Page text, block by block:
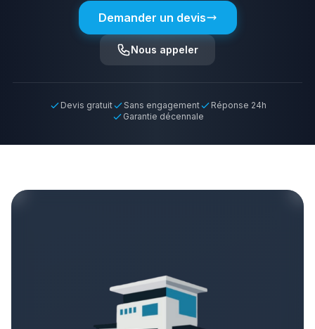
Demander un devis
Nous appeler
Devis gratuit Sans engagement
Réponse 24h
Garantie décennale